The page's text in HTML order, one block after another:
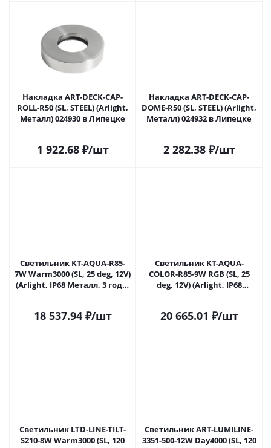
Накладка ART-DECK-CAP-
ROLL-R50 (SL, STEEL) (Arlight,
Металл) 024930 в Липецке
1 922.68₽/шт
Накладка ART-DECK-CAP-
DOME-R50 (SL, STEEL) (Arlight,
Металл) 024932 в Липецке
2 282.38₽/шт
Светильник KT-AQUA-R85-
7W Warm3000 (SL, 25 deg, 12V)
(Arlight, IP68 Металл, 3 года)
18 537.94₽/шт
Светильник KT-AQUA-
COLOR-R85-9W RGB (SL, 25
deg, 12V) (Arlight, IP68
20 665.01 ₽/шт
Светильник LTD-LINE-TILT-
S210-8W Warm3000 (SL, 120
Светильник ART-LUMILINE-
3351-500-12W Day4000 (SL, 120